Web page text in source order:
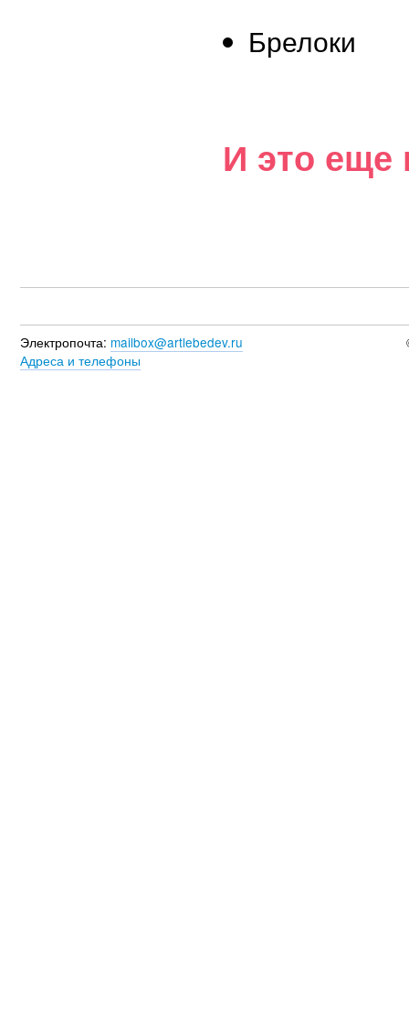
Брелоки
И это еще
Электропочта: mailbox@artlebedev.ru
Адреса и телефоны